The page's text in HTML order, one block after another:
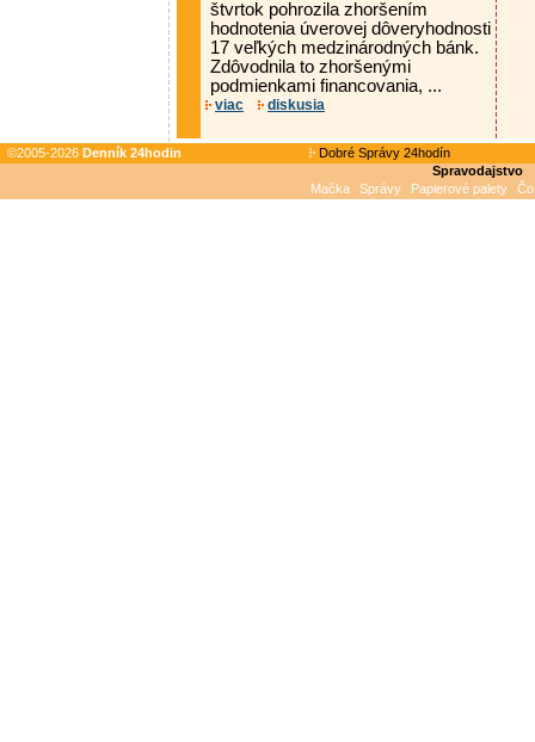
štvrtok pohrozila zhoršením
hodnotenia úverovej dôveryhodnosti
17 veľkých medzinárodných bánk.
Zdôvodnila to zhoršenými
podmienkami financovania, ...
viac diskusia
©2005-2026 Denník 24hodin
Dobré Správy 24hodín
Spravodajstvo
Mačka
Správy Papierové palety